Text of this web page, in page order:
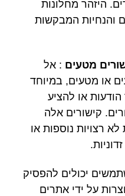
היזהר מחלונות
והנחיות המבקשות
מטעים : אל
או מטעים, במיוחד
או להציע
קישורים אלה
לא רצויות נוספות או
יכולים להפסיק
על ידי אתרים